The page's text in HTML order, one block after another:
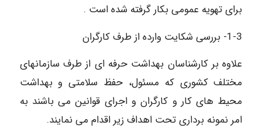
برای تهویه عمومی بکار گرفته شده است .
1-3- بررسی شکایت وارده از طرف کارگران
علاوه بر کارشناسان بهداشت حرفه ای از طرف سازمانهای
مختلف کشوری که مسئول، حفظ سلامتی و بهداشت
محیط های کار و کارگران و اجرای قوانین می باشند به
امر نمونه برداری تحت اهداف زیر اقدام می نمایند.